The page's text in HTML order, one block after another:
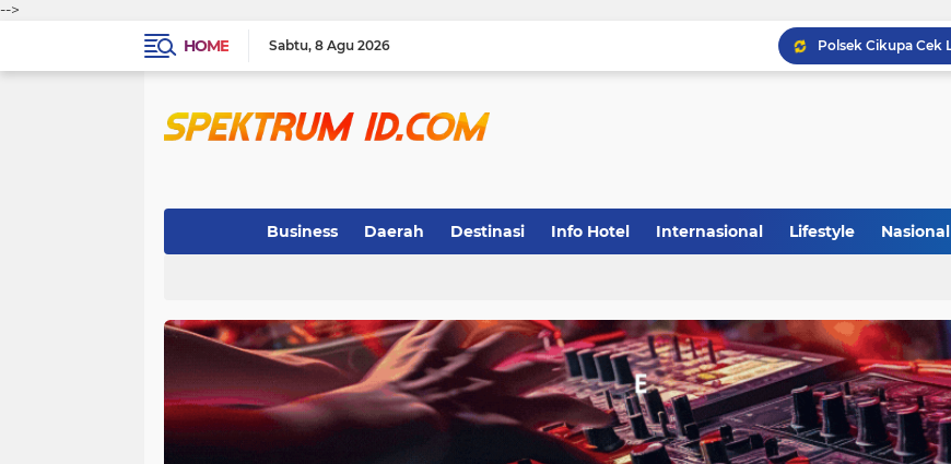
-->
HOME
Sabtu 8 Agu 2026
Business Daerah Destinasi Info Hotel Internasional Lifestyle Nasional